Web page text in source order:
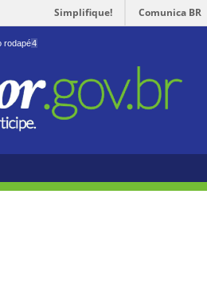
Simplifique! Comunica BR
rodapé4